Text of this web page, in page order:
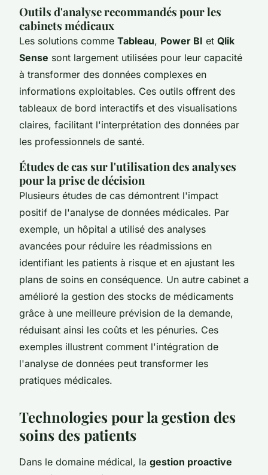
Outils d'analyse recommandés pour les
cabinets médicaux
Les solutions comme Tableau, Power BI et Qlik
Sense sont largement utilisées pour leur capacité
à transformer des données complexes en
informations exploitables. Ces outils offrent des
tableaux de bord interactifs et des visualisations
claires, facilitant l'interprétation des données par
les professionnels de santé.
Études de cas sur l'utilisation des analyses
pour la prise de décision
Plusieurs études de cas démontrent l'impact
positif de l'analyse de données médicales. Par
exemple, un hôpital a utilisé des analyses
avancées pour réduire les réadmissions en
identifiant les patients à risque et en ajustant les
plans de soins en conséquence. Un autre cabinet a
amélioré la gestion des stocks de médicaments
grâce à une meilleure prévision de la demande,
réduisant ainsi les coûts et les pénuries. Ces
exemples illustrent comment l'intégration de
l'analyse de données peut transformer les
pratiques médicales.
Technologies pour la gestion des
soins des patients
Dans le domaine médical, la gestion proactive